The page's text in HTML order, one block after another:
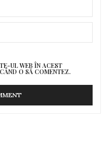
UL WEB ÎN ACEST
O SĂ COMENTEZ.